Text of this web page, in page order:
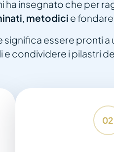
ha insegnato che per
, metodici e
significa essere pronti
e condividere i pilastri
02